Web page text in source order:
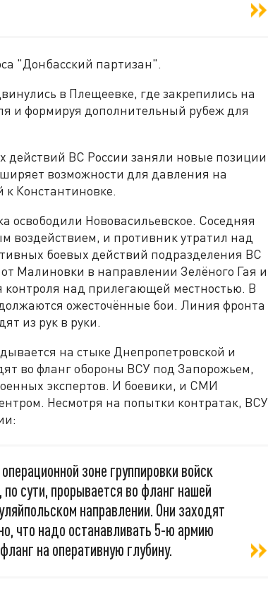
"Донбасский партизан".
в Плещеевке, где закрепились на
и формируя дополнительный рубеж для
действий ВС России заняли новые позиции
возможности для давления на
к Константиновке.
Нововасильевское. Соседняя
воздействием, и противник утратил над
боевых действий подразделения ВС
Малиновки в направлении Зелёного Гая и
над прилегающей местностью. В
ожесточённые бои. Линия фронта
из рук в руки.
на стыке Днепропетровской и
во фланг обороны ВСУ под Запорожьем,
экспертов. И боевики, и СМИ
Несмотря на попытки контратак, ВСУ
зоне группировки войск
сути, прорывается во фланг нашей
направлении. Они заходят
что надо останавливать 5-ю армию
на оперативную глубину.